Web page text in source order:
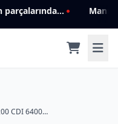
Mannlich: Filtre ve ön süspansiyon parçalarında genişleyen ürün yelpazesiyle kalite ve güven.
WH 753 MERCEDES A-B KLASSE 160/180/200 CDI 6400940204 Hava Filtresi